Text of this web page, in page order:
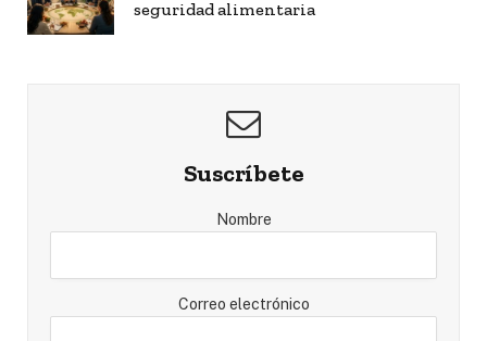
seguridad alimentaria
Suscríbete
Nombre
Correo electrónico